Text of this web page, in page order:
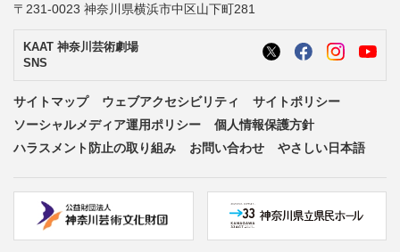
〒231-0023 神奈川県横浜市中区山下町281
KAAT 神奈川芸術劇場
SNS
サイトマップ ウェブアクセシビリティ
サイトポリシー
ソーシャルメディア運用ポリシー
個人情報保護方針
ハラスメント防止の取り組み
お問い合わせ やさしい日本語